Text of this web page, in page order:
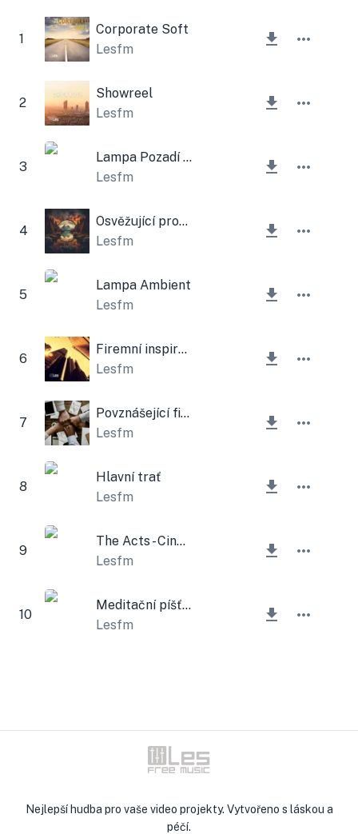
1
Corporate Soft
Lesfm
2
Showreel
Lesfm
3
Lampa Pozadí Firemní
Lesfm
4
Osvěžující prostředí
Lesfm
5
Lampa Ambient
Lesfm
6
Firemní inspirace
Lesfm
7
Povznášející firemní a inspirující
Lesfm
8
Hlavní trať
Lesfm
9
The Acts - Cinematic Time Pad
Lesfm
10
Meditační píšťalka Ambient
Lesfm
Nejlepší hudba pro vaše video projekty. Vytvořeno s láskou a
péčí.